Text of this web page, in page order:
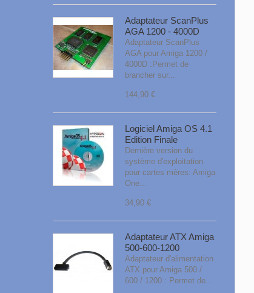
Adaptateur ScanPlus
AGA 1200 - 4000D
Adaptateur ScanPlus
AGA pour Amiga 1200 /
4000D :Permet de
brancher sur...
144,90 €
Logiciel Amiga OS 4.1
Edition Finale
Dernière version du
système d'exploitation
pour cartes mères: Amiga
One...
34,90 €
Adaptateur ATX Amiga
500-600-1200
Adaptateur d'alimentation
ATX pour Amiga 500 /
600 / 1200 : Permet de...